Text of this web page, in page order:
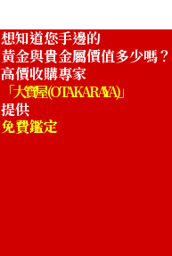
想知道您手邊的
黃金與貴金屬價值多少嗎？
高價收購專家
「大寶屋 (OTAKARAYA)」
提供
免費鑑定